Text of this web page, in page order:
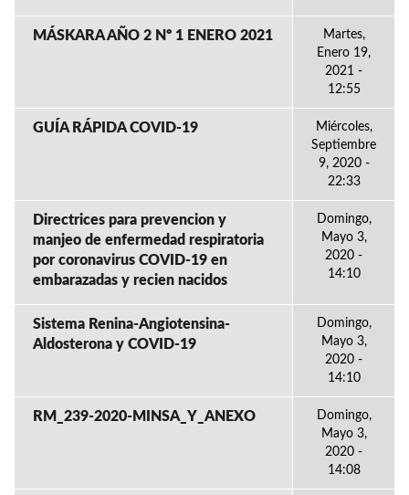
MÁSKARA AÑO 2 Nº 1 ENERO 2021
Martes,
Enero 19,
2021 -
12:55
GUÍA RÁPIDA COVID-19
Miércoles,
Septiembre
9, 2020 -
22:33
Directrices para prevencion y
manjeo de enfermedad respiratoria
por coronavirus COVID-19 en
embarazadas y recien nacidos
Domingo,
Mayo 3,
2020 -
14:10
Sistema Renina-Angiotensina-
Aldosterona y COVID-19
Domingo,
Mayo 3,
2020 -
14:10
RM_239-2020-MINSA_Y_ANEXO
Domingo,
Mayo 3,
2020 -
14:08